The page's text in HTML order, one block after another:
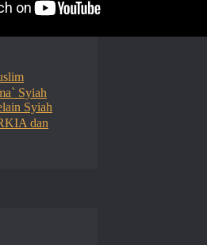
Syiah
Syiah
dan